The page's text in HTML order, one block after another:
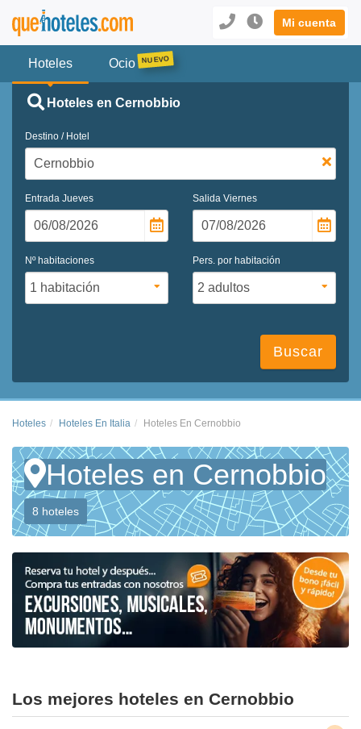
Mi cuenta
Hoteles Ocio
Hoteles en Cernobbio
Destino / Hotel
Entrada Jueves Salida Viernes
Nº habitaciones Pers. por habitación
Buscar
Hoteles Hoteles En Italia Hoteles En Cernobbio
Hoteles en Cernobbio
8 hoteles
Los mejores hoteles en Cernobbio